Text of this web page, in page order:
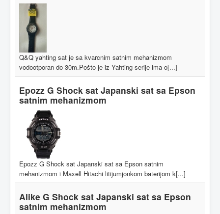
Q&Q yahting sat je sa kvarcnim satnim mehanizmom
vodootporan do 30m.Pošto je iz Yahting serije ima o[...]
Epozz G Shock sat Japanski sat sa Epson
satnim mehanizmom
Epozz G Shock sat Japanski sat sa Epson satnim
mehanizmom i Maxell Hitachi litijumjonkom baterijom k[...]
Alike G Shock sat Japanski sat sa Epson
satnim mehanizmom